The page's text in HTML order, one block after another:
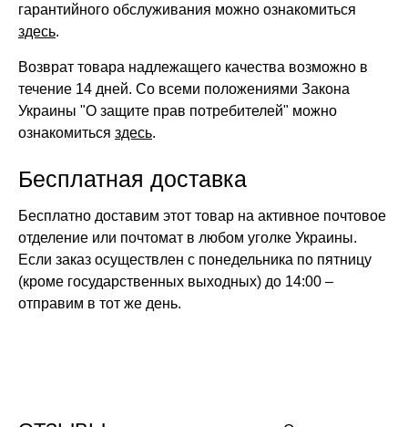
гарантийного обслуживания можно ознакомиться
здесь.
Возврат товара надлежащего качества возможно в
течение 14 дней. Со всеми положениями Закона
Украины "О защите прав потребителей" можно
ознакомиться здесь.
Бесплатная доставка
Бесплатно доставим этот товар на активное почтовое
отделение или почтомат в любом уголке Украины.
Если заказ осуществлен с понедельника по пятницу
(кроме государственных выходных) до 14:00 –
отправим в тот же день.